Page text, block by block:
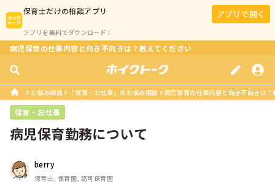
保育士だけの相談アプリ
アプリを無料でダウンロード！
アプリで開く
病児保育の仕事内容と向き不向きは？教えてください
お悩み相談 「保育・お仕事」のお悩み相談 病児保育の仕事内容と向き不向きは
保育・お仕事
病児保育勤務について
berry
保育士, 保育園, 認可保育園